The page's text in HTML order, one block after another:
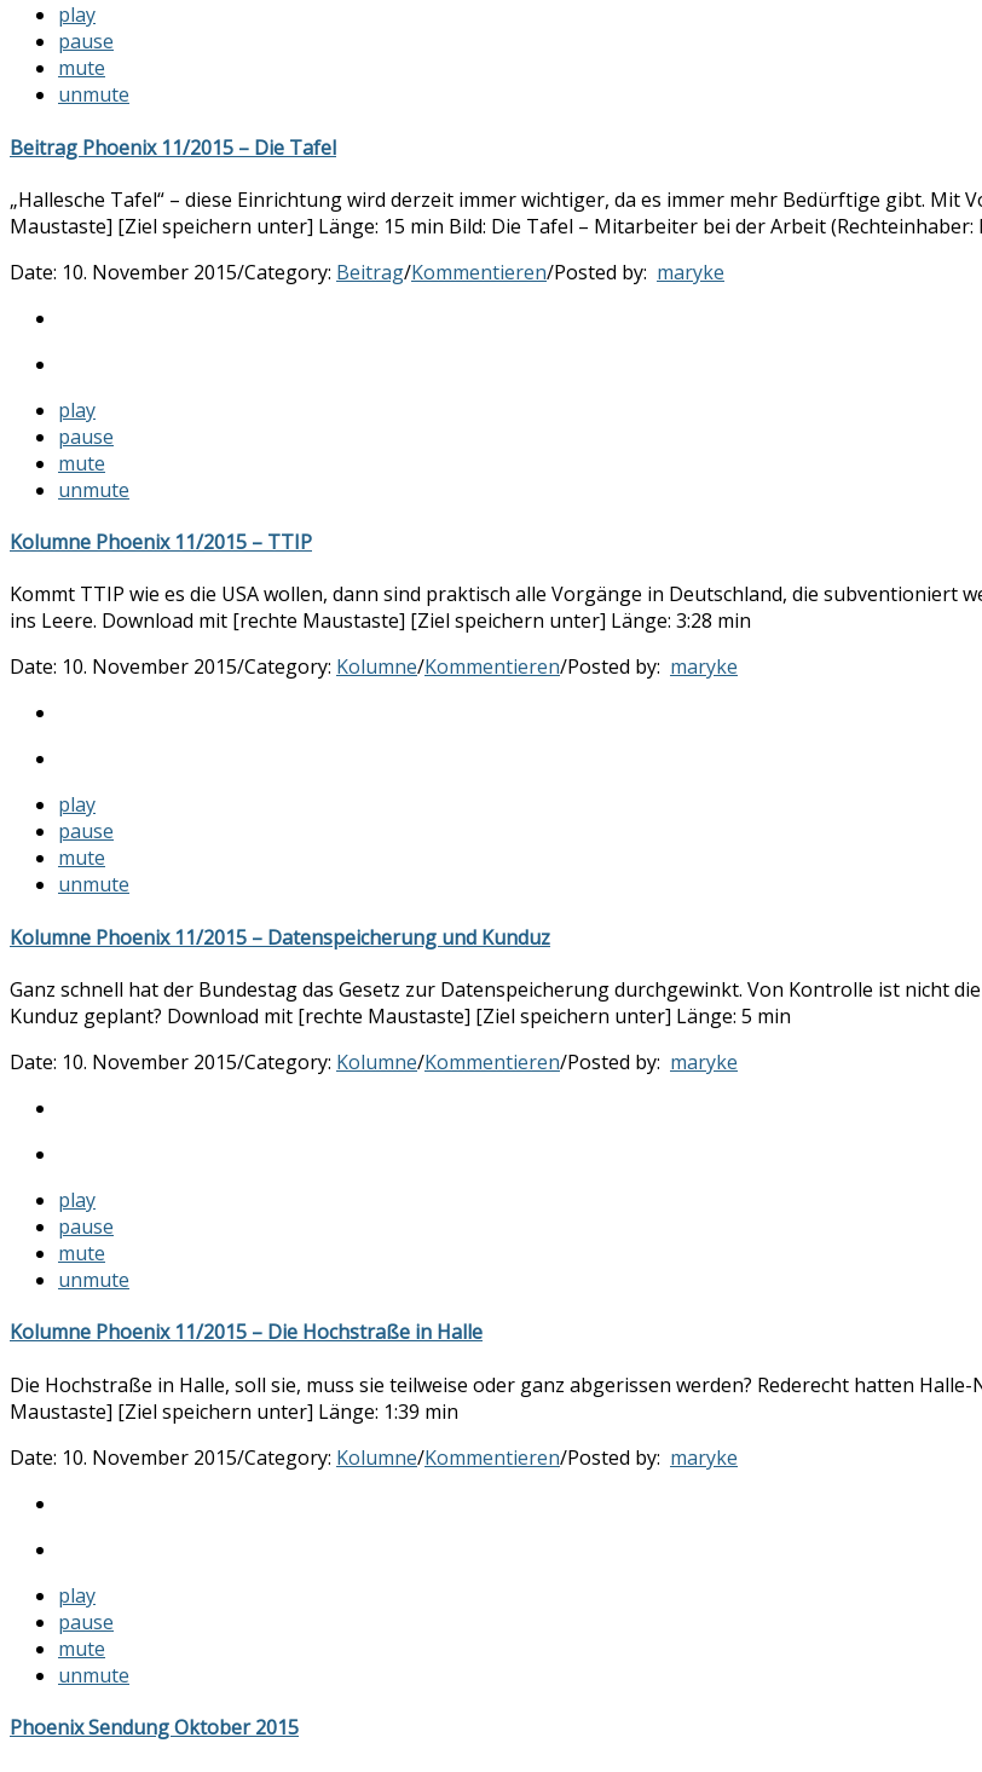
play
pause
mute
unmute
Beitrag Phoenix 11/2015 – Die Tafel
„Hallesche Tafel“ – diese Einrichtung wird derzeit immer wichtiger, da es immer mehr Bedürftige gibt. Mit
Maustaste] [Ziel speichern unter] Länge: 15 min Bild: Die Tafel – Mitarbeiter bei der Arbeit (Rechteinhaber:
Date: 10. November 2015/Category: Beitrag/Kommentieren/Posted by: maryke
play
pause
mute
unmute
Kolumne Phoenix 11/2015 – TTIP
Kommt TTIP wie es die USA wollen, dann sind praktisch alle Vorgänge in Deutschland, die
ins Leere. Download mit [rechte Maustaste] [Ziel speichern unter] Länge: 3:28 min
Date: 10. November 2015/Category: Kolumne/Kommentieren/Posted by: maryke
play
pause
mute
unmute
Kolumne Phoenix 11/2015 – Datenspeicherung und Kunduz
Ganz schnell hat der Bundestag das Gesetz zur Datenspeicherung durchgewinkt. Von Kontrolle ist nicht
Kunduz geplant? Download mit [rechte Maustaste] [Ziel speichern unter] Länge: 5 min
Date: 10. November 2015/Category: Kolumne/Kommentieren/Posted by: maryke
play
pause
mute
unmute
Kolumne Phoenix 11/2015 – Die Hochstraße in Halle
Die Hochstraße in Halle, soll sie, muss sie teilweise oder ganz abgerissen werden? Rederecht hatten
Maustaste] [Ziel speichern unter] Länge: 1:39 min
Date: 10. November 2015/Category: Kolumne/Kommentieren/Posted by: maryke
play
pause
mute
unmute
Phoenix Sendung Oktober 2015